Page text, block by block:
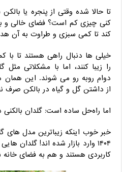
سال
1404
رسید!!!
تا حالا شده وقتی از پنجره یا
کنی چیزی کم است؟ فضای خالی و
کند تا کمی سبزی و طراوت به آن
خیلی ‌ها دنبال راهی هستند تا با
را زیبا کنند، اما با مشکلاتی
‌دوام روبه‌ رو می‌ شوند. این
از داشتن گل و گیاه در بالکن صرف
اما راه‌حل ساده است: گلدان بالکنی
خبر خوب اینکه زیباترین مدل ‌های
۱۴۰۴ وارد بازار شده ‌اند!
کاربردی هستند و هم به فضای